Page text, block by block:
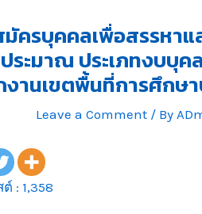
ครบุคคลเพื่อสรรหาแ
ระมาณ ประเภทงบบุ
านเขตพื้นที่การศึกษ
Leave a Comment / By
: 1,358